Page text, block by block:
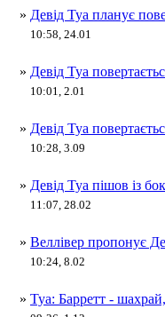
» Девід Туа планує
10:58, 24.01
» Девід Туа
10:01, 2.01
» Девід Туа
10:28, 3.09
» Девід Туа пішов із
11:07, 28.02
» Веллівер пропонує
10:24, 8.02
» Туа: Барретт -